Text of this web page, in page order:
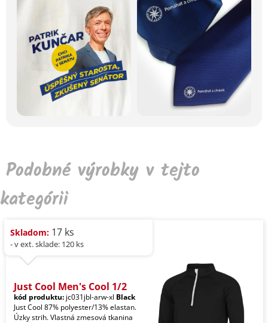
Podobné výrobky v tejto
kategórii
Skladom: 17 ks
- v ext. sklade: 120 ks
Just Cool Men's Cool 1/2
kód produktu: jc031jbl-arw-xl Black
Just Cool 87% polyester/13% elastan.
Úzky strih. Vlastná zmesová tkanina